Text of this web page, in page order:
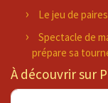
Le jeu de
Spectacle de
prépare sa
À découvrir sur